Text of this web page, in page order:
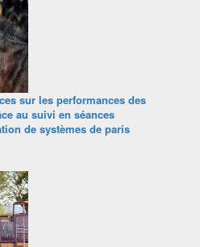
sur les performances des
au suivi en séances
de systèmes de paris